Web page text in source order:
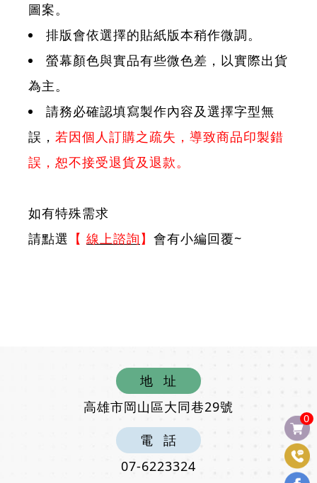
0
圖案。
排版會依選擇的貼紙版本稍作微調。
螢幕顏色與實品有些微色差，以實際出貨
為主。
請務必確認填寫製作內容及選擇字型無
誤， 若因個人訂購之疏失，導致商品印製錯
誤，恕不接受退貨及退款。
如有特殊需求
請點選 【 線上諮詢】 會有小編回覆~
地
址
高雄市岡山區大同巷29號
電
話
07-6223324